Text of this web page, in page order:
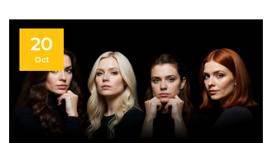
20
Oct